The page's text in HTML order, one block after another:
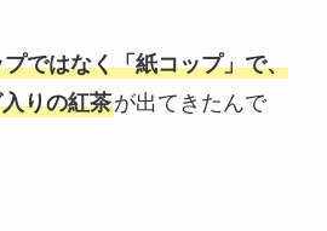
ではなく「紙コップ」で、
りの紅茶が出てきたんで